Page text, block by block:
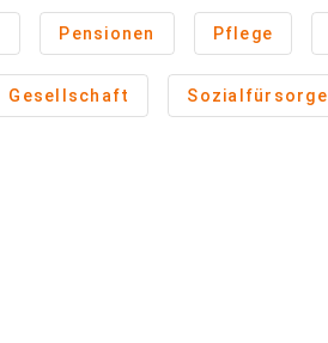
Pensionen Pflege
Gesellschaft Sozialfürsorge